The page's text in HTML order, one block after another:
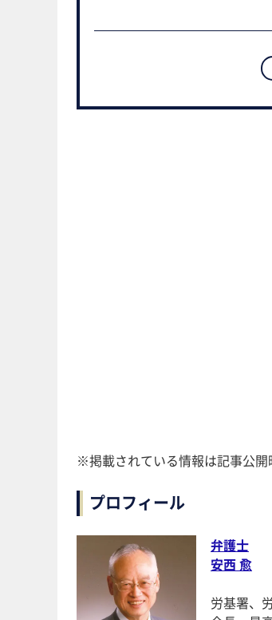
※掲載されている情報は記事公開
プロフィール
弁護士
安西 愈
労基署、